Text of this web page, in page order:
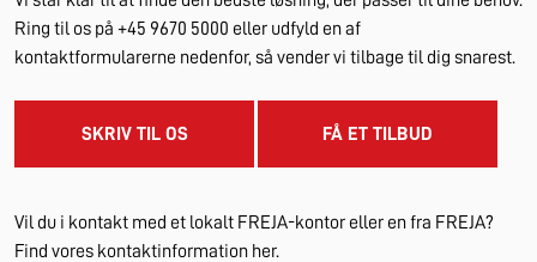
Ring til os på +45 9670 5000 eller udfyld en af
kontaktformularerne nedenfor, så vender vi tilbage til dig snarest.
SKRIV TIL OS FÅ ET TILBUD
Vil du i kontakt med et lokalt FREJA-kontor eller en fra FREJA?
Find vores kontaktinformation her.